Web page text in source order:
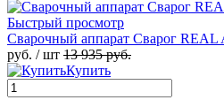
Быстрый просмотр
Сварочный аппарат Сварог REAL
руб. / шт 13 935 руб.
Купить